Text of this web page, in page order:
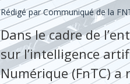
Rédigé par Communiqué de la
Dans le cadre de
sur l’intelligence
Numérique (FnTC)